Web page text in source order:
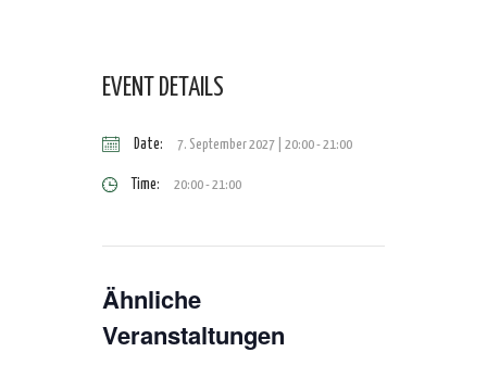
EVENT DETAILS
Date: 7. September 2027 | 20:00-21:00
Time: 20:00 - 21:00
Ähnliche
Veranstaltungen